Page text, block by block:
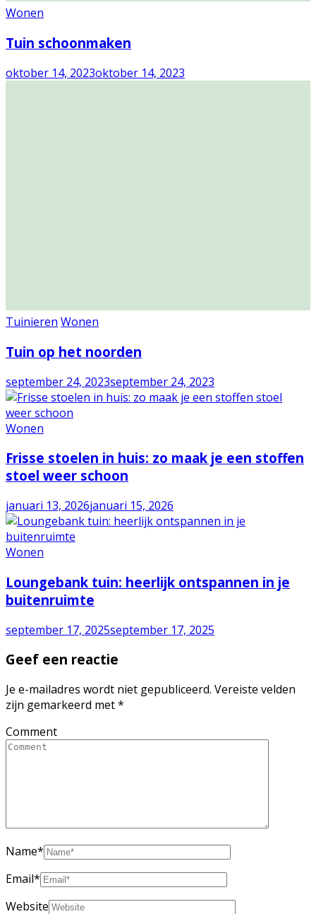
Wonen
Tuin schoonmaken
oktober 14, 2023oktober 14, 2023
Tuinieren Wonen
Tuin op het noorden
september 24, 2023september 24, 2023
Wonen
Frisse stoelen in huis: zo maak je een stoffen
stoel weer schoon
januari 13, 2026januari 15, 2026
Wonen
Loungebank tuin: heerlijk ontspannen in je
buitenruimte
september 17, 2025september 17, 2025
Geef een reactie
Je e-mailadres wordt niet gepubliceerd. Vereiste velden
zijn gemarkeerd met*
Comment
Name*
Email*
Website